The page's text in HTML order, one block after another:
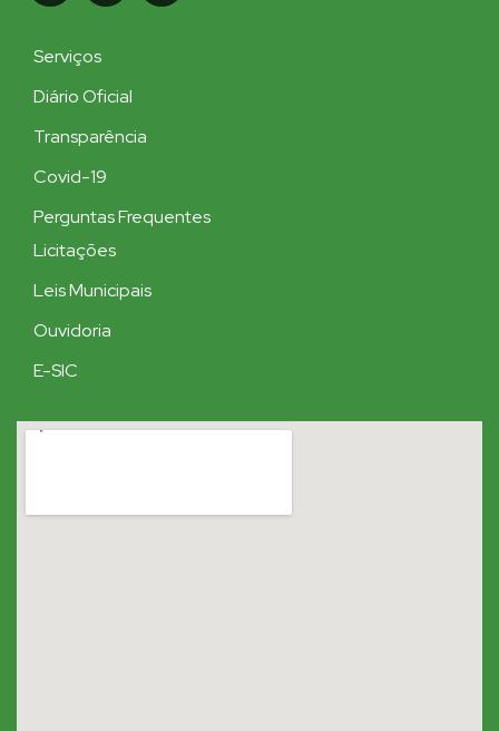
Serviços
Diário Oficial
Transparência
Covid-19
Perguntas Frequentes
Licitações
Leis Municipais
Ouvidoria
E-SIC